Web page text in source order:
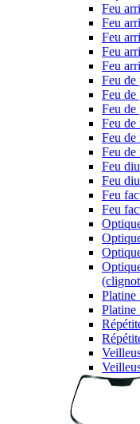
Feu
Feu
Feu
Feu
Feu
Feu de
Feu de
Feu de
Feu de
Feu de
Feu de
Feu
Feu
Feu
Feu
Platine
Platine